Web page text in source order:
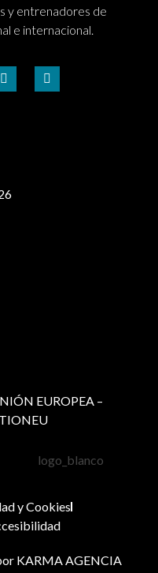
y entrenadores de
e internacional.
EUROPEA –
y Cookies
KARMA AGENCIA